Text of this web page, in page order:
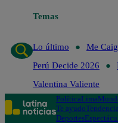
Temas
Lo último
Me
Perú Decide 2026
Valentina Valiente
PolíticaLima
Te ayudo
Deportes